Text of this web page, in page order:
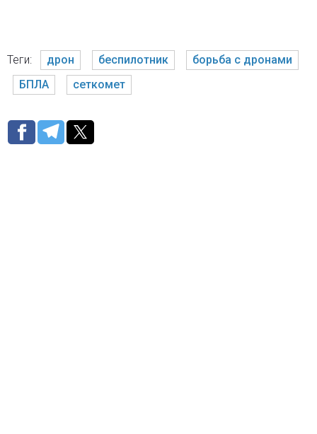
Теги: дрон беспилотник
борьба с дронами
БПЛА
сеткомет